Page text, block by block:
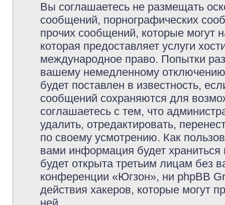
Вы соглашаетесь не размещать
сообщений, порнографических
прочих сообщений, которые могут
которая предоставляет услуги
международное право. Попытки
вашему немедленному
будет поставлен в известность,
сообщений сохраняются для
соглашаетесь с тем, что
удалить, отредактировать,
по своему усмотрению. Как
вами информация будет
будет открыта третьим лицам без
конференции «Югзон», ни phpBB
действия хакеров, которые могут